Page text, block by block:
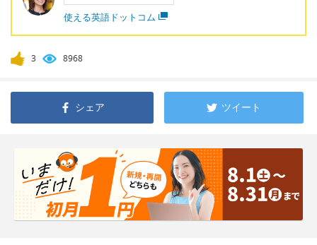
使える英語ドットコム
3 8968
シェア ツイート